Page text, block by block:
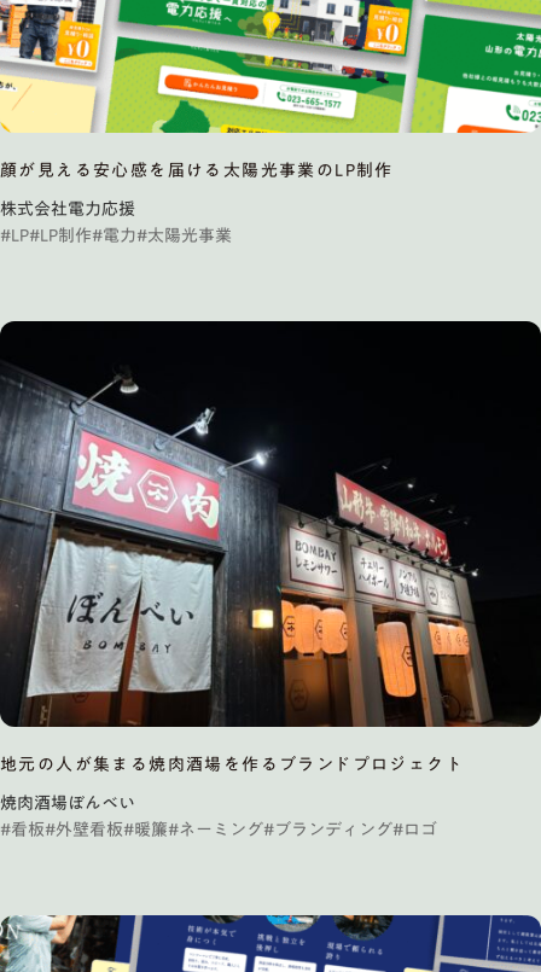
顔が見える安心感を届ける太陽光事業のLP制作
株式会社電力応援
#LP#LP制作#電力#太陽光事業
地元の人が集まる焼肉酒場を作るブランドプロジェクト
焼肉酒場ぼんべい
#看板#外壁看板#暖簾#ネーミング#ブランディング#ロゴ